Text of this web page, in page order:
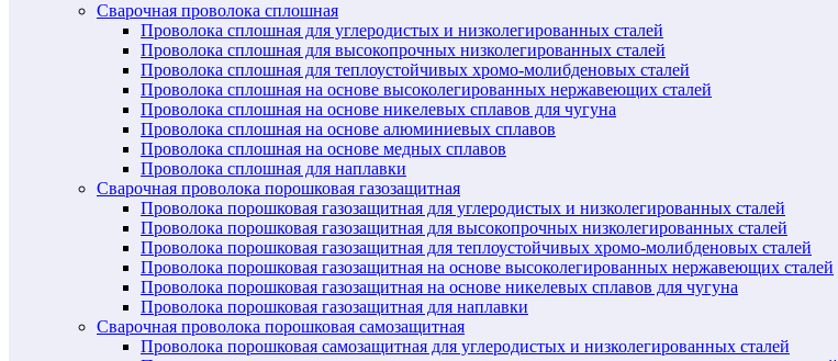
Сварочная проволока сплошная
Проволока сплошная для углеродистых и низколегированных сталей
Проволока сплошная для высокопрочных низколегированных сталей
Проволока сплошная для теплоустойчивых хромо-молибденовых сталей
Проволока сплошная на основе высоколегированных нержавеющих сталей
Проволока сплошная на основе никелевых сплавов для чугуна
Проволока сплошная на основе алюминиевых сплавов
Проволока сплошная на основе медных сплавов
Проволока сплошная для наплавки
Сварочная проволока порошковая газозащитная
Проволока порошковая газозащитная для углеродистых и низколегированных сталей
Проволока порошковая газозащитная для высокопрочных низколегированных сталей
Проволока порошковая газозащитная для теплоустойчивых хромо-молибденовых сталей
Проволока порошковая газозащитная на основе высоколегированных нержавеющих сталей
Проволока порошковая газозащитная на основе никелевых сплавов для чугуна
Проволока порошковая газозащитная для наплавки
Сварочная проволока порошковая самозащитная
Проволока порошковая самозащитная для углеродистых и низколегированных сталей